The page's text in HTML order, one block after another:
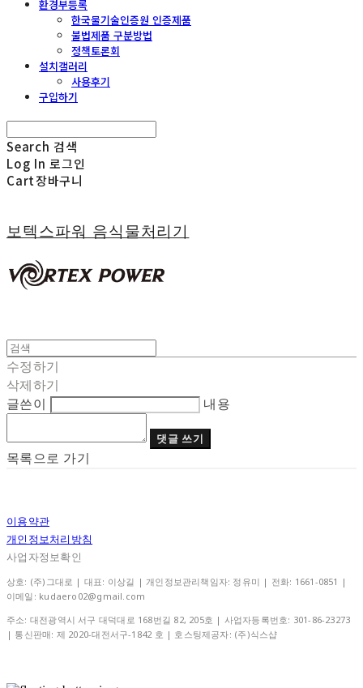
환경부등록
한국물기술인증원 인증제품
불법제품 구분방법
정책토론회
설치갤러리
사용후기
구입하기
Search 검색
Log In 로그인
Cart장바구니
보텍스파워 음식물처리기
수정하기
삭제하기
글쓴이
내용
댓글 쓰기
목록으로 가기
이용약관
개인정보처리방침
사업자정보확인
상호: (주)그대로 | 대표: 이상길 | 개인정보관리책임자: 정유미 | 전화: 1661-0851 |
이메일: kudaero02@gmail.com
주소: 대전광역시 서구 대덕대로 168번길 82, 205호 | 사업자등록번호: 301-86-23273
| 통신판매: 제 2020-대전서구-1842 호 | 호스팅제공자: (주)식스샵